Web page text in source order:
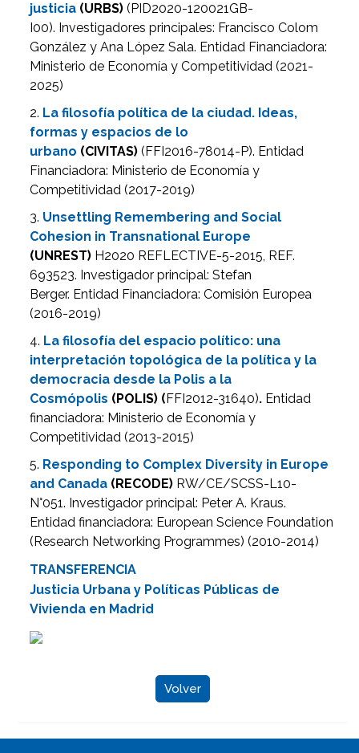
justicia (URBS)(PID2020-120021GB-
I00). Investigadores principales: Francisco Colom
González y Ana López Sala. Entidad Financiadora:
Ministerio de Economía y Competitividad (2021-
2025)
2. La filosofía política de la ciudad. Ideas,
formas y espacios de lo
urbano (CIVITAS)(FFI2016-78014-P). Entidad
Financiadora: Ministerio de Economía y
Competitividad (2017-2019)
3. Unsettling Remembering and Social
Cohesion in Transnational Europe
(UNREST) H2020 REFLECTIVE-5-2015, REF.
693523. Investigador principal: Stefan
Berger. Entidad Financiadora: Comisión Europea
(2016-2019)
4. La filosofía del espacio político: una
interpretación topológica de la política y la
democracia desde la Polis a la
Cosmópolis (POLIS) ( FFI2012-31640). Entidad
financiadora: Ministerio de Economía y
Competitividad (2013-2015)
5. Responding to Complex Diversity in Europe
and Canada (RECODE) RW/CE/SCSS-L10-
N°051. Investigador principal: Peter A. Kraus.
Entidad financiadora: European Science Foundation
(Research Networking Programmes) (2010-2014)
TRANSFERENCIA
Justicia Urbana y Políticas Públicas de
Vivienda en Madrid
Volver